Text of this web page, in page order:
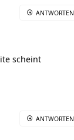
scheint
ANTWORTEN
ANTWORTEN